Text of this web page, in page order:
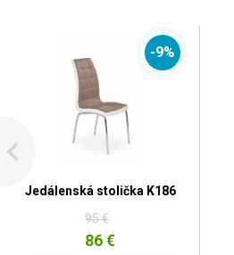
-9%
Jedálenská stolička K186
95 €
86 €